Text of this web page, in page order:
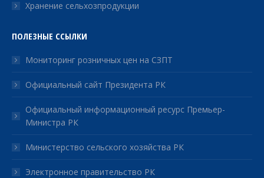
Хранение сельхозпродукции
ПОЛЕЗНЫЕ ССЫЛКИ
Мониторинг розничных цен на СЗПТ
Официальный сайт Президента РК
Официальный информационный ресурс Премьер-
Министра РК
Министерство сельского хозяйства РК
Электронное правительство РК